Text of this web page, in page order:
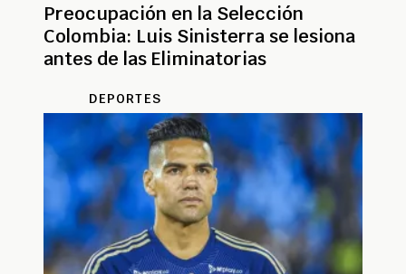
Preocupación en la Selección
Colombia: Luis Sinisterra se lesiona
antes de las Eliminatorias
DEPORTES